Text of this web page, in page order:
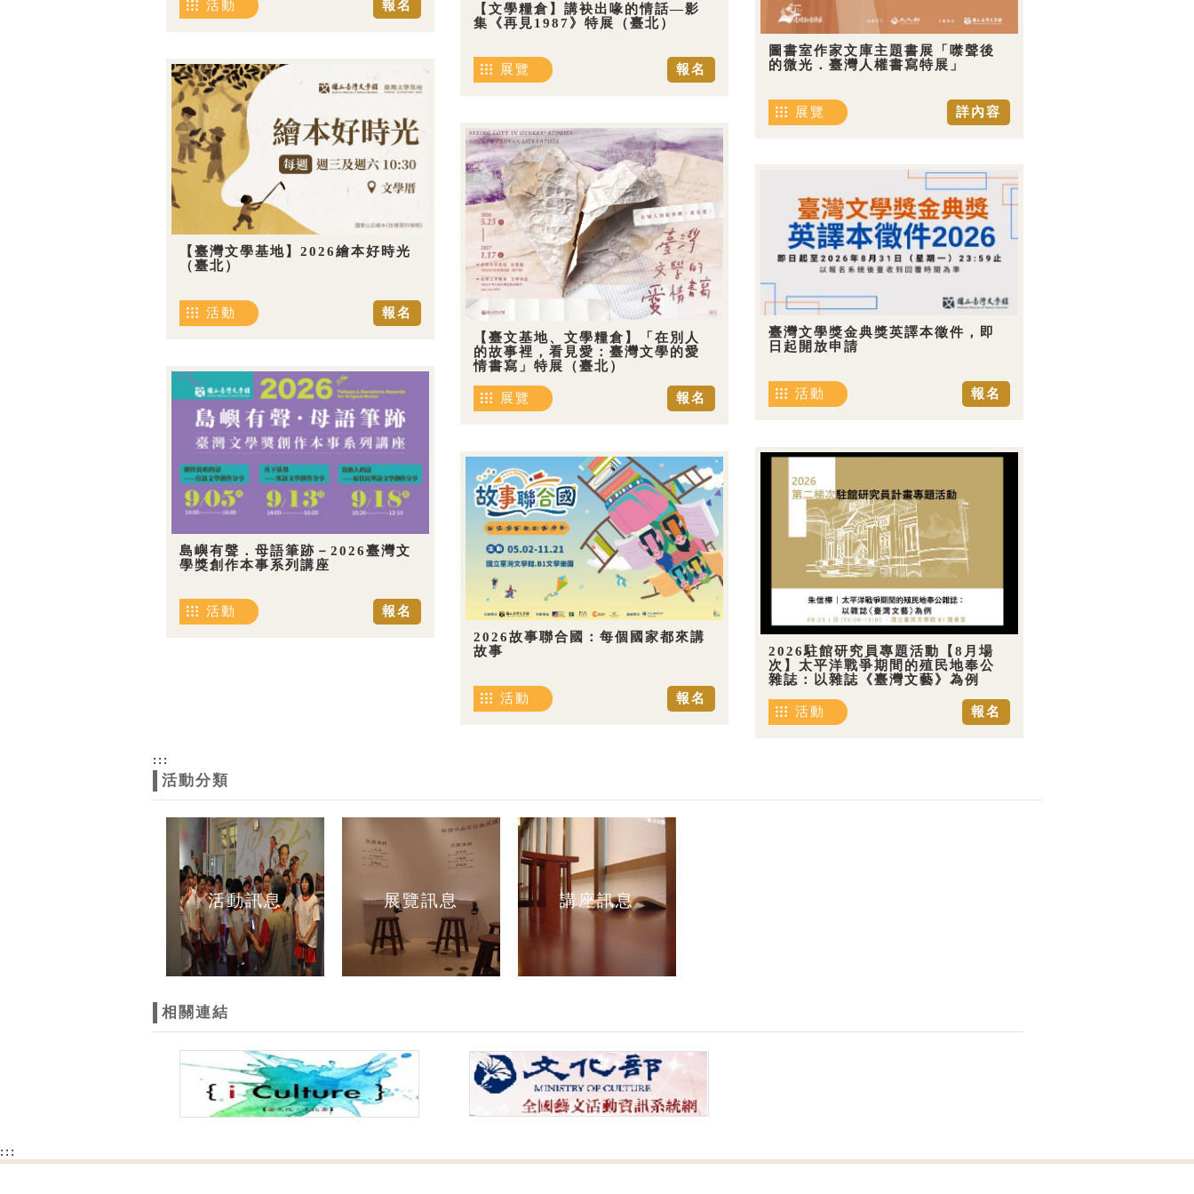
報名
活動
【文學糧倉】講袂出喙的情話—影
集《再見1987》特展（臺北）
報名
展覽
圖書室作家文庫主題書展「噤聲後
的微光．臺灣人權書寫特展」
詳內容
展覽
【臺灣文學基地】2026繪本好時光
（臺北）
報名
活動
【臺文基地、文學糧倉】「在別人
的故事裡，看見愛：臺灣文學的愛
情書寫」特展（臺北）
報名
展覽
臺灣文學獎金典獎英譯本徵件，即
日起開放申請
報名
活動
島嶼有聲．母語筆跡－2026臺灣文
學獎創作本事系列講座
報名
活動
2026駐館研究員專題活動【8月場
次】太平洋戰爭期間的殖民地奉公
雜誌：以雜誌《臺灣文藝》為例
報名
活動
2026故事聯合國：每個國家都來講
故事
報名
活動
:::
活動分類
活動訊息 展覽訊息 講座訊息
相關連結
:::